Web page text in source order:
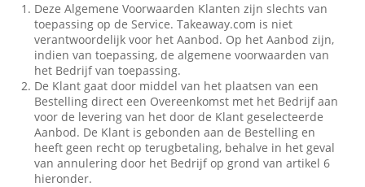
Deze Algemene Voorwaarden Klanten zijn slechts van
toepassing op de Service. Takeaway.com is niet
verantwoordelijk voor het Aanbod. Op het Aanbod zijn,
indien van toepassing, de algemene voorwaarden van
het Bedrijf van toepassing.
De Klant gaat door middel van het plaatsen van een
Bestelling direct een Overeenkomst met het Bedrijf aan
voor de levering van het door de Klant geselecteerde
Aanbod. De Klant is gebonden aan de Bestelling en
heeft geen recht op terugbetaling, behalve in het geval
van annulering door het Bedrijf op grond van artikel 6
hieronder.